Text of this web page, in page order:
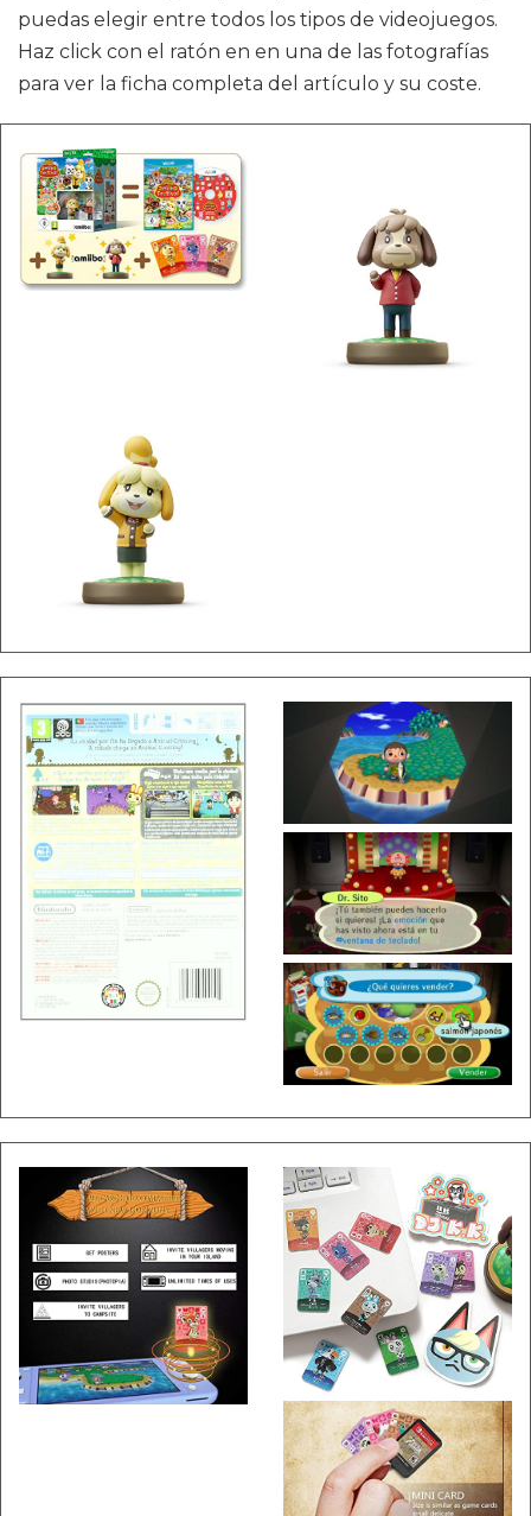
puedas elegir entre todos los tipos de videojuegos.
Haz click con el ratón en en una de las fotografías
para ver la ficha completa del artículo y su coste.